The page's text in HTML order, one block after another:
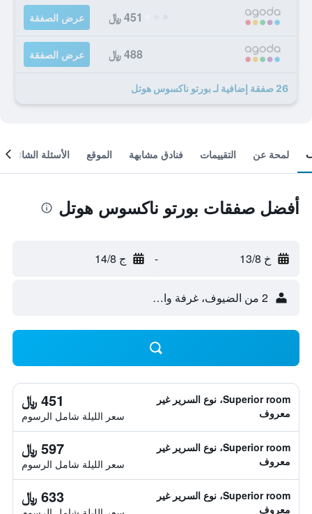
451 ﷼ عرض الصفقة
488 ﷼ عرض الصفقة
26 صفقة إضافية لـ بورتو ناكسوس هوتل
لمحة عن التقييمات فنادق مشابهة الموقع الأسئلة الشائعة
أفضل صفقات بورتو ناكسوس هوتل
خ 13/8 - ج 14/8
2 من الضيوف، غرفة واحدة
Superior room، نوع السرير غير
معروف
451 ﷼
سعر الليلة شامل الرسوم
Superior room، نوع السرير غير
معروف
597 ﷼
سعر الليلة شامل الرسوم
Superior room، نوع السرير غير
معروف
633 ﷼